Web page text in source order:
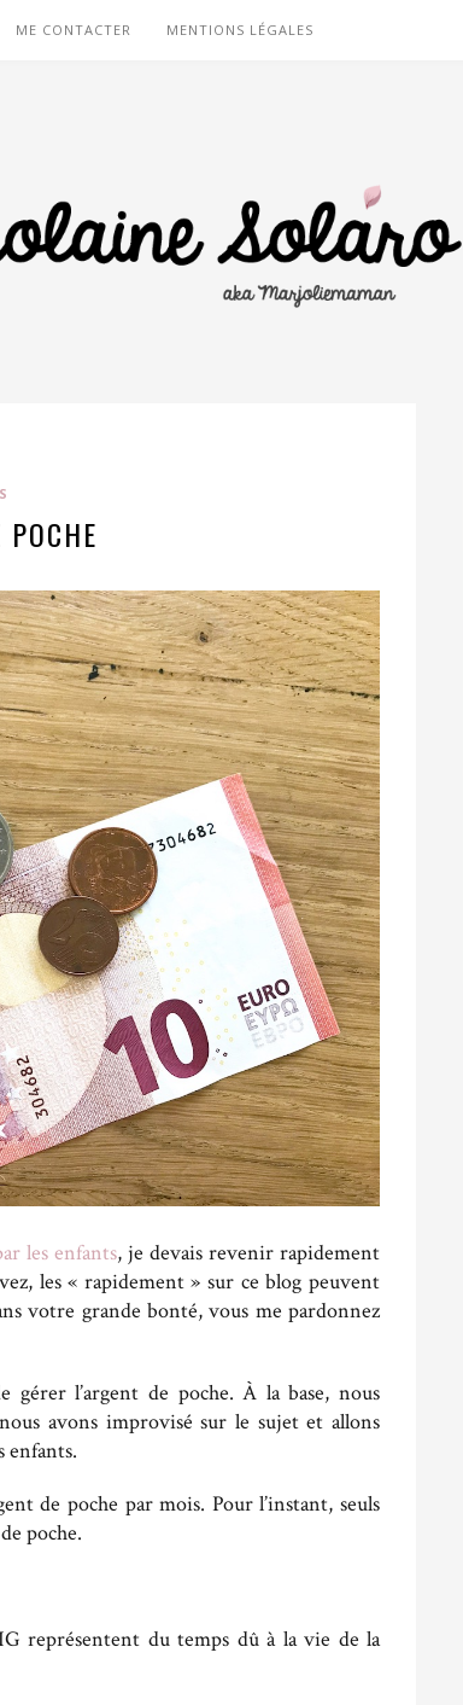
ME CONTACTER MENTIONS LÉGALES
POCHE
les enfants, je devais revenir rapidement
les « rapidement » sur ce blog peuvent
votre grande bonté, vous me pardonnez
l’argent de poche. À la base, nous
avons improvisé sur le sujet et allons
enfants.
de poche par mois. Pour l’instant, seuls
poche.
représentent du temps dû à la vie de la